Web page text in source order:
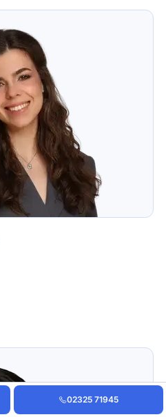
02325 71945